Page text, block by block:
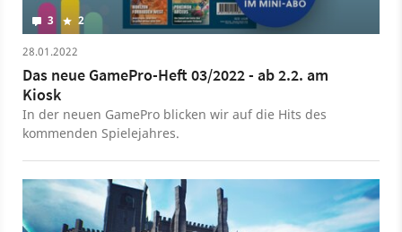
3 2
28.01.2022
Das neue GamePro-Heft 03/2022 - ab 2.2. am
Kiosk
In der neuen GamePro blicken wir auf die Hits des
kommenden Spielejahres.